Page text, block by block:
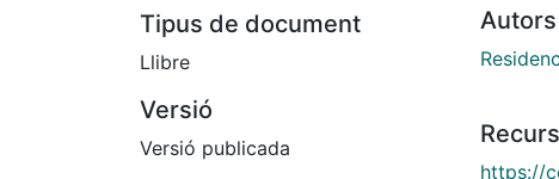
Tipus de document
Llibre
Versió
Versió publicada
Autors
https://